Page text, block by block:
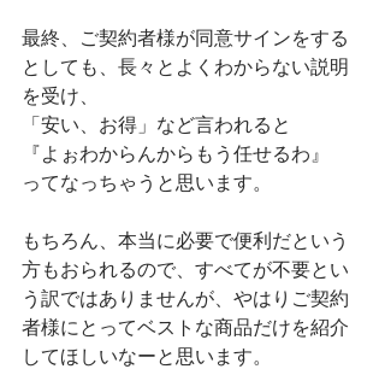
最終、ご契約者様が同意サインをする
としても、長々とよくわからない説明
を受け、
「安い、お得」など言われると
『よぉわからんからもう任せるわ』
ってなっちゃうと思います。
もちろん、本当に必要で便利だという
方もおられるので、すべてが不要とい
う訳ではありませんが、やはりご契約
者様にとってベストな商品だけを紹介
してほしいなーと思います。